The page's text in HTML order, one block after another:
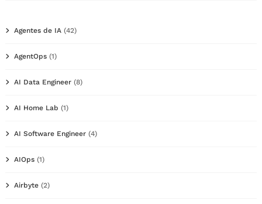
Agentes de IA (42)
AgentOps (1)
AI Data Engineer (8)
AI Home Lab (1)
AI Software Engineer (4)
AIOps (1)
Airbyte (2)